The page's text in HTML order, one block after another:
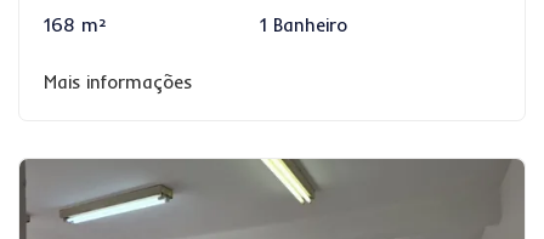
168 m² 1 Banheiro
Mais informações